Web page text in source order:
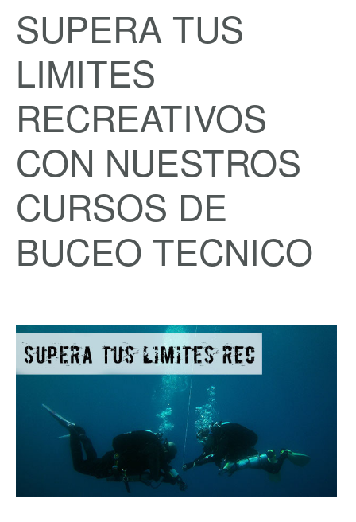
SUPERA TUS
LIMITES
RECREATIVOS
CON NUESTROS
CURSOS DE
BUCEO TECNICO